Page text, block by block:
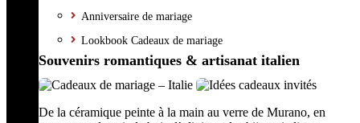
Anniversaire de mariage
Lookbook Cadeaux de mariage
Souvenirs romantiques & artisanat italien
De la céramique peinte à la main au verre de Murano, en